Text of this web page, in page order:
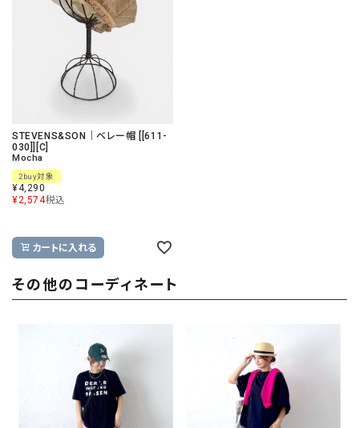
STEVENS&SON｜ベレー帽 [[611-
030]][C]
Mocha
2buy対象
¥4,290
¥2,574税込
カートに入れる
その他のコーディネート